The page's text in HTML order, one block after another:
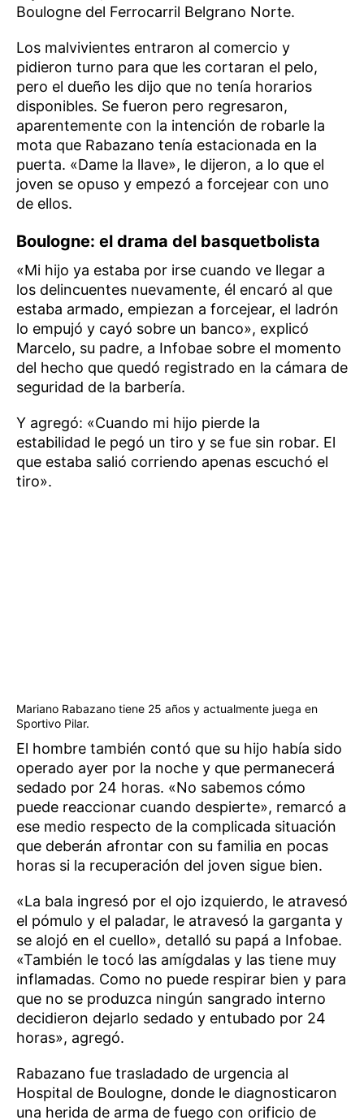
Boulogne del Ferrocarril Belgrano Norte.
Los malvivientes entraron al comercio y
pidieron turno para que les cortaran el pelo,
pero el dueño les dijo que no tenía horarios
disponibles. Se fueron pero regresaron,
aparentemente con la intención de robarle la
mota que Rabazano tenía estacionada en la
puerta. «Dame la llave», le dijeron, a lo que el
joven se opuso y empezó a forcejear con uno
de ellos.
Boulogne: el drama del basquetbolista
«Mi hijo ya estaba por irse cuando ve llegar a
los delincuentes nuevamente, él encaró al que
estaba armado, empiezan a forcejear, el ladrón
lo empujó y cayó sobre un banco», explicó
Marcelo, su padre, a Infobae sobre el momento
del hecho que quedó registrado en la cámara de
seguridad de la barbería.
Y agregó: «Cuando mi hijo pierde la
estabilidad le pegó un tiro y se fue sin robar. El
que estaba salió corriendo apenas escuchó el
tiro».
Mariano Rabazano tiene 25 años y actualmente juega en
Sportivo Pilar.
El hombre también contó que su hijo había sido
operado ayer por la noche y que permanecerá
sedado por 24 horas. «No sabemos cómo
puede reaccionar cuando despierte», remarcó a
ese medio respecto de la complicada situación
que deberán afrontar con su familia en pocas
horas si la recuperación del joven sigue bien.
«La bala ingresó por el ojo izquierdo, le atravesó
el pómulo y el paladar, le atravesó la garganta y
se alojó en el cuello», detalló su papá a Infobae.
«También le tocó las amígdalas y las tiene muy
inflamadas. Como no puede respirar bien y para
que no se produzca ningún sangrado interno
decidieron dejarlo sedado y entubado por 24
horas», agregó.
Rabazano fue trasladado de urgencia al
Hospital de Boulogne, donde le diagnosticaron
una herida de arma de fuego con orificio de